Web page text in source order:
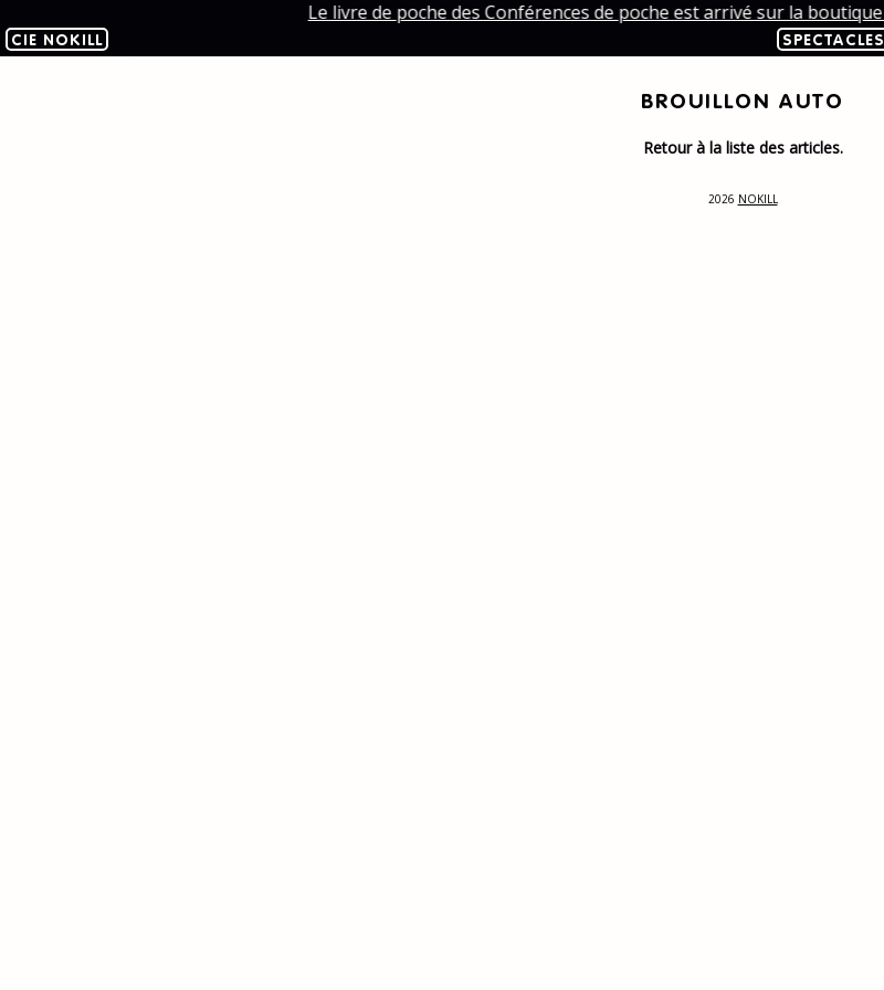
Le livre de poche des Conférences de poche est arrivé sur la boutique !
CIE NOKILL SPECTACLES
BROUILLON AUTO
Retour à la liste des articles.
2026 NOKILL